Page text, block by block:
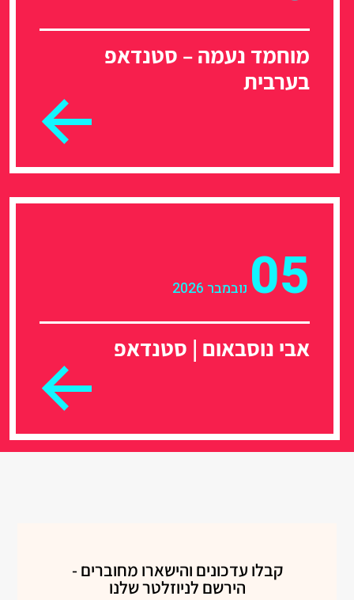
מוחמד נעמה – סטנדאפ
בערבית
05 נובמבר 2026
אבי נוסבאום | סטנדאפ
קבלו עדכונים והישארו מחוברים -
הירשם לניוזלטר שלנו